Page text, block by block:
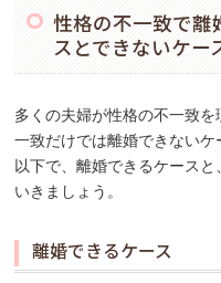
性格の不一致で離
スとできないケー
多くの夫婦が性格の不一致
一致だけでは離婚できないケ
以下で、離婚できるケース
いきましょう。
離婚できるケース